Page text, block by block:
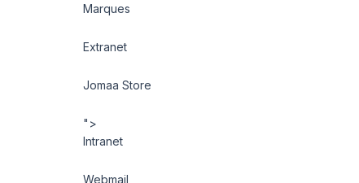
Marques
Extranet
Jomaa Store
">
Intranet
Webmail